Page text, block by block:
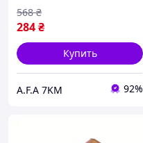
284₴
568 ₴
Купить
A.F.A 7KM 92%